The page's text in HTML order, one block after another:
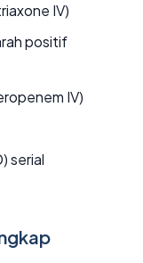
IV)
positif
IV)
serial